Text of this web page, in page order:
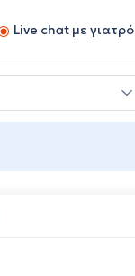
Live chat με γιατρό